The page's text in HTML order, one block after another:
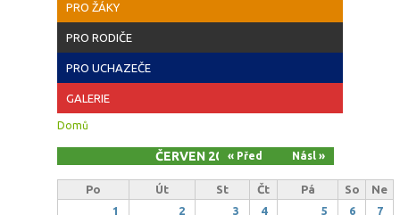
PRO ŽÁKY
PRO RODIČE
PRO UCHAZEČE
GALERIE
Jste zde
Domů
ČERVEN 2026« Před Násl »
Po Út St Čt Pá So
Ne
1
2 3 4 5 6 7